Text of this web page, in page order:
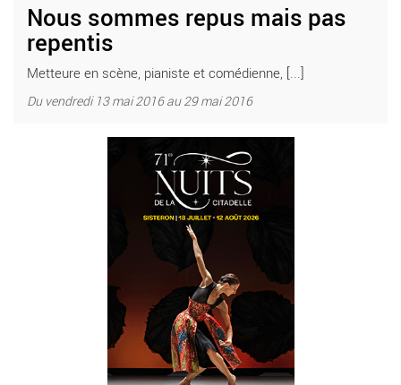
Nous sommes repus mais pas
repentis
Metteure en scène, pianiste et comédienne, [...]
Du vendredi 13 mai 2016 au 29 mai 2016